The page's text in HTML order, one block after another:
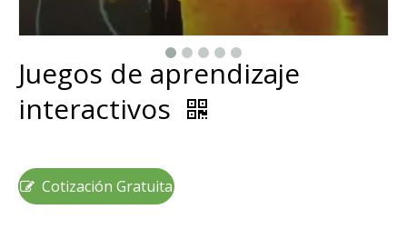
Juegos de aprendizaje
interactivos
Cotización Gratuita